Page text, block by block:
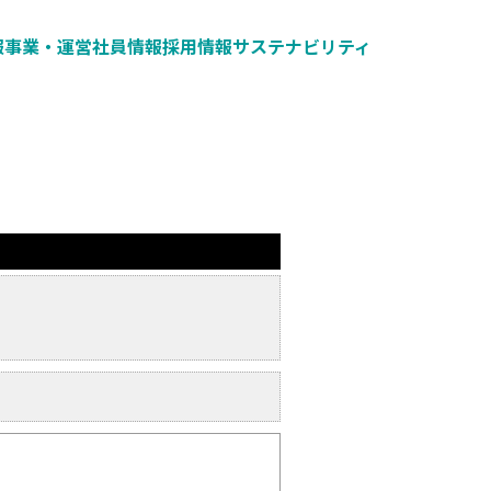
事業・運営社員情報採用情報サステナビリティ